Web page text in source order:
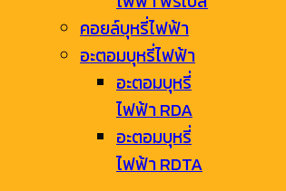
คอยล์บุหรี่ไฟฟ้า
อะตอมบุหรี่ไฟฟ้า
อะตอมบุหรี่
ไฟฟ้า RDA
อะตอมบุหรี่
ไฟฟ้า RDTA